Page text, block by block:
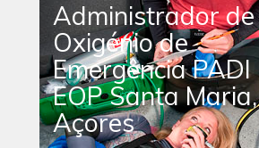
Administrador de
Oxigénio de
Emergência PADI
EOP Santa Maria,
Açores